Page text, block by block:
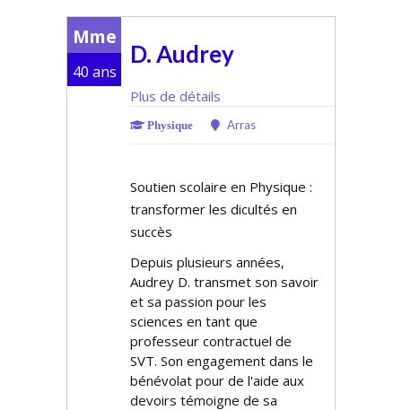
Mme
40 ans
D. Audrey
Plus de détails
Physique Arras
Soutien scolaire en Physique :
transformer les difficultés en
succès
Depuis plusieurs années,
Audrey D. transmet son savoir
et sa passion pour les
sciences en tant que
professeur contractuel de
SVT. Son engagement dans le
bénévolat pour de l'aide aux
devoirs témoigne de sa